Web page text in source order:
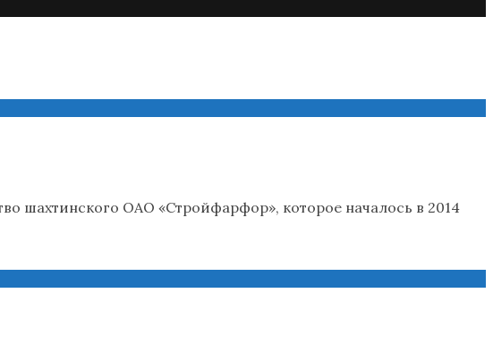
шахтинского ОАО «Стройфарфор», которое началось в 2014